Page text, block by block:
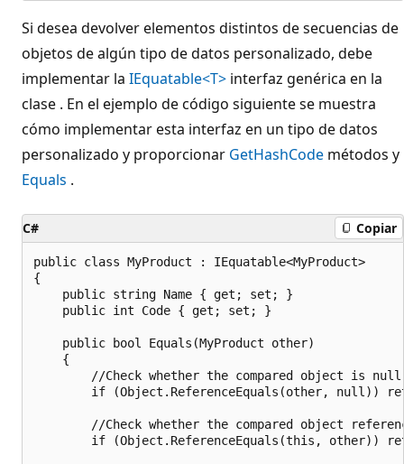
Si desea devolver elementos distintos de secuencias de
objetos de algún tipo de datos personalizado, debe
implementar la IEquatable<T> interfaz genérica en la
clase . En el ejemplo de código siguiente se muestra
cómo implementar esta interfaz en un tipo de datos
personalizado y proporcionar GetHashCode métodos y
Equals .
C# Copiar
public class MyProduct : IEquatable<MyProduct>
{
    public string Name { get; set; }
    public int Code { get; set; }
    public bool Equals(MyProduct other)
    {
//Check whether the compared object is
if (Object.ReferenceEquals(other, null))
//Check whether the compared object
if (Object.ReferenceEquals(this, other))